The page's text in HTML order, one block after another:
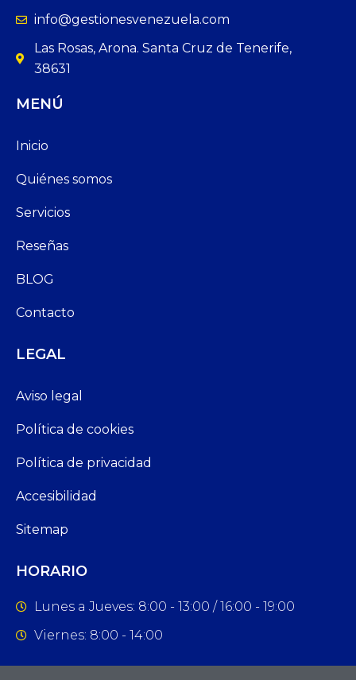
info@gestionesvenezuela.com
Las Rosas, Arona. Santa Cruz de Tenerife,
38631
MENÚ
Inicio
Quiénes somos
Servicios
Reseñas
BLOG
Contacto
LEGAL
Aviso legal
Política de cookies
Política de privacidad
Accesibilidad
Sitemap
HORARIO
Lunes a Jueves: 8:00 - 13:00 / 16:00 - 19:00
Viernes: 8:00 - 14:00